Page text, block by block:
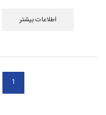
اطلاعات بیشتر
1